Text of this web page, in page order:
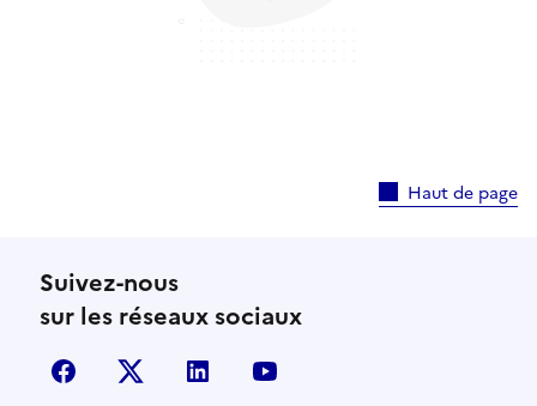
Haut de page
Suivez-nous
sur les réseaux sociaux
facebook X (anciennement Twitter)
linkedin